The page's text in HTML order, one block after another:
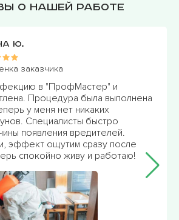
о нашей работе
Ю.
заказчика
в "ПрофМастер" и
Процедура была выполнена
у меня нет никаких
Специалисты быстро
появления вредителей.
эффект ощутим сразу после
спокойно живу и работаю!